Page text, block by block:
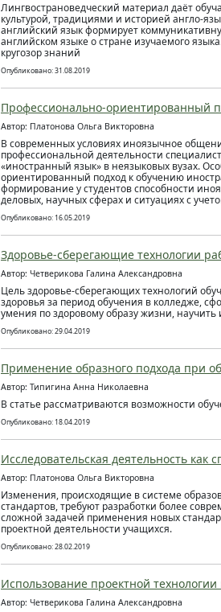
Лингвострановедческий материал даёт
культурой, традициями и историей англо-
английский язык формирует
английском языке о стране изучаемого
кругозор знаний
Опубликовано: 31.08.2019
Профессионально-ориентированный
Автор: Платонова Ольга Викторовна
В современных условиях иноязычное
профессиональной деятельности
«иностранный язык» в неязыковых вузах.
ориентированный подход к обучению
формирование у студентов способности
деловых, научных сферах и ситуациях с
Опубликовано: 16.05.2019
Здоровье-сберегающие технологии
Автор: Четверикова Галина Александровна
Цель здоровье-сберегающих технологий
здоровья за период обучения в колледже,
умения по здоровому образу жизни,
Опубликовано: 29.04.2019
Применение образного подхода при
Автор: Типигина Анна Николаевна
В статье рассматриваются возможности
Опубликовано: 18.04.2019
Исследовательская деятельность
Автор: Платонова Ольга Викторовна
Изменения, происходящие в системе
стандартов, требуют разработки более
сложной задачей применения новых
проектной деятельности учащихся.
Опубликовано: 28.02.2019
Использование проектной
Автор: Четверикова Галина Александровна